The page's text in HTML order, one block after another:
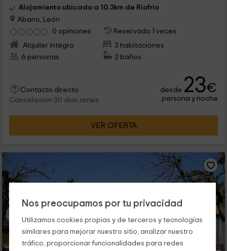
Nos preocupamos por tu privacidad
Utilizamos cookies propias y de terceros y tecnologías
similares para mejorar nuestro sitio, analizar nuestro
tráfico, proporcionar funcionalidades para redes
Alojamiento ubicado a 10.3km de Riofrio
Abano, León
0 opiniones
Reservado 1 veces
Alquiler íntegro
3 habitaciones
6 personas
2 baños
Contacto directo
Cancelación 30 días antes
desde 23€
persona y noche
VER OFERTA